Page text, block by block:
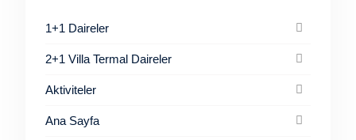
1+1 Daireler
2+1 Villa Termal Daireler
Aktiviteler
Ana Sayfa